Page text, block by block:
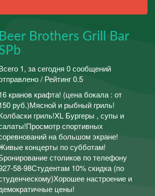
Beer Brothers Grill Bar
1, за сегодня 0 сообщений
/ Рейтинг 0.5
кранов крафта! (цена бокала : от
руб.)Мясной и рыбный гриль!
гриль!XL Бургеры , супы и
спортивных
на большом экране!
концерты по субботам!
столиков по телефону
58-98Студентам 10% скидка (по
настроение и
цены!